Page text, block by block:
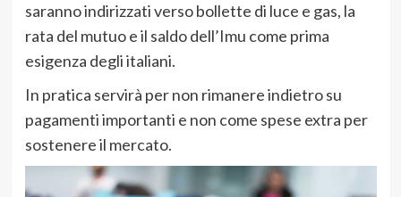
saranno indirizzati verso bollette di luce e gas, la
rata del mutuo e il saldo dell’Imu come prima
esigenza degli italiani.
In pratica servirà per non rimanere indietro su
pagamenti importanti e non come spese extra per
sostenere il mercato.